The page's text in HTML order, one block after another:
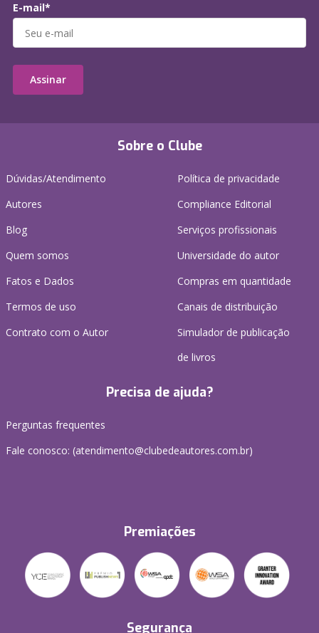
Sobre o Clube
Dúvidas/Atendimento
Autores
Blog
Quem somos
Fatos e Dados
Termos de uso
Contrato com o Autor
Política de privacidade
Compliance Editorial
Serviços profissionais
Universidade do autor
Compras em quantidade
Canais de distribuição
Simulador de publicação
de livros
Precisa de ajuda?
Perguntas frequentes
Fale conosco: (atendimento@clubedeautores.com.br)
Premiações
Segurança
E-mail*
Assinar